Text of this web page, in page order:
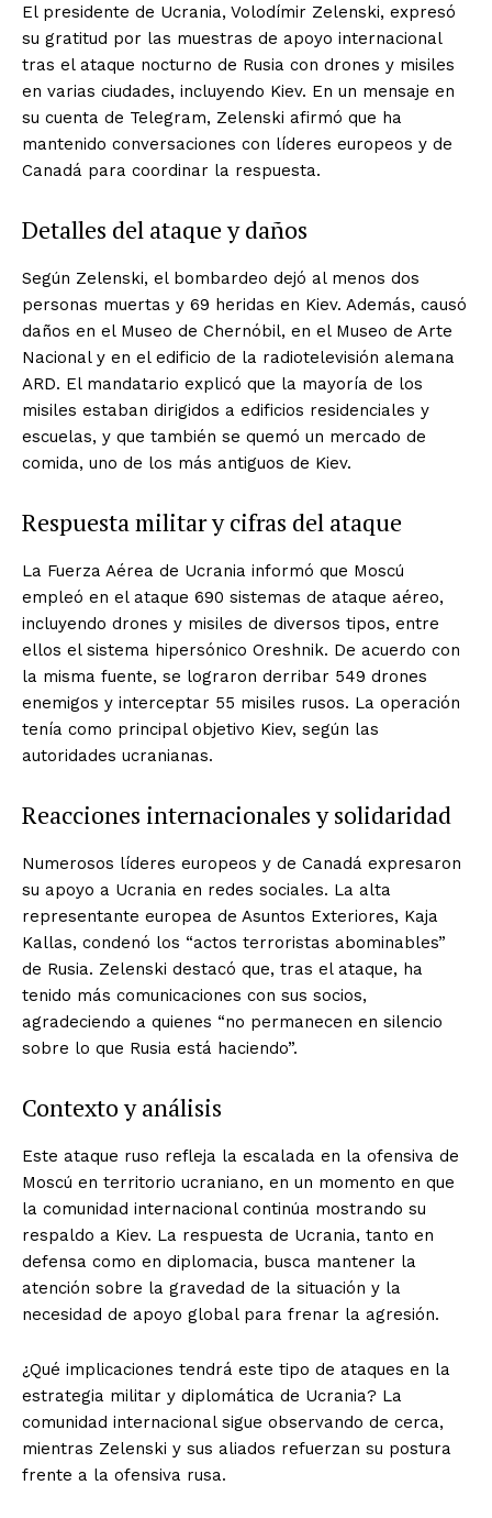
El presidente de Ucrania, Volodímir Zelenski, expresó
su gratitud por las muestras de apoyo internacional
tras el ataque nocturno de Rusia con drones y misiles
en varias ciudades, incluyendo Kiev. En un mensaje en
su cuenta de Telegram, Zelenski afirmó que ha
mantenido conversaciones con líderes europeos y de
Canadá para coordinar la respuesta.
Detalles del ataque y daños
Según Zelenski, el bombardeo dejó al menos dos
personas muertas y 69 heridas en Kiev. Además, causó
daños en el Museo de Chernóbil, en el Museo de Arte
Nacional y en el edificio de la radiotelevisión alemana
ARD. El mandatario explicó que la mayoría de los
misiles estaban dirigidos a edificios residenciales y
escuelas, y que también se quemó un mercado de
comida, uno de los más antiguos de Kiev.
Respuesta militar y cifras del ataque
La Fuerza Aérea de Ucrania informó que Moscú
empleó en el ataque 690 sistemas de ataque aéreo,
incluyendo drones y misiles de diversos tipos, entre
ellos el sistema hipersónico Oreshnik. De acuerdo con
la misma fuente, se lograron derribar 549 drones
enemigos y interceptar 55 misiles rusos. La operación
tenía como principal objetivo Kiev, según las
autoridades ucranianas.
Reacciones internacionales y solidaridad
Numerosos líderes europeos y de Canadá expresaron
su apoyo a Ucrania en redes sociales. La alta
representante europea de Asuntos Exteriores, Kaja
Kallas, condenó los “actos terroristas abominables”
de Rusia. Zelenski destacó que, tras el ataque, ha
tenido más comunicaciones con sus socios,
agradeciendo a quienes “no permanecen en silencio
sobre lo que Rusia está haciendo”.
Contexto y análisis
Este ataque ruso refleja la escalada en la ofensiva de
Moscú en territorio ucraniano, en un momento en que
la comunidad internacional continúa mostrando su
respaldo a Kiev. La respuesta de Ucrania, tanto en
defensa como en diplomacia, busca mantener la
atención sobre la gravedad de la situación y la
necesidad de apoyo global para frenar la agresión.
¿Qué implicaciones tendrá este tipo de ataques en la
estrategia militar y diplomática de Ucrania? La
comunidad internacional sigue observando de cerca,
mientras Zelenski y sus aliados refuerzan su postura
frente a la ofensiva rusa.